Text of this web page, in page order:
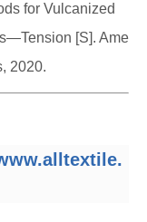
for Vulcanized
[S]. Ame
2020.